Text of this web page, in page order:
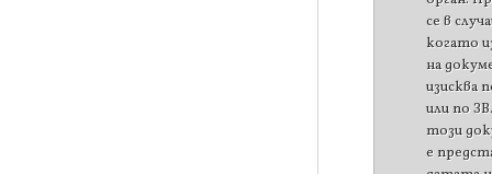
се в
когато
на
изисква
или по
този
е